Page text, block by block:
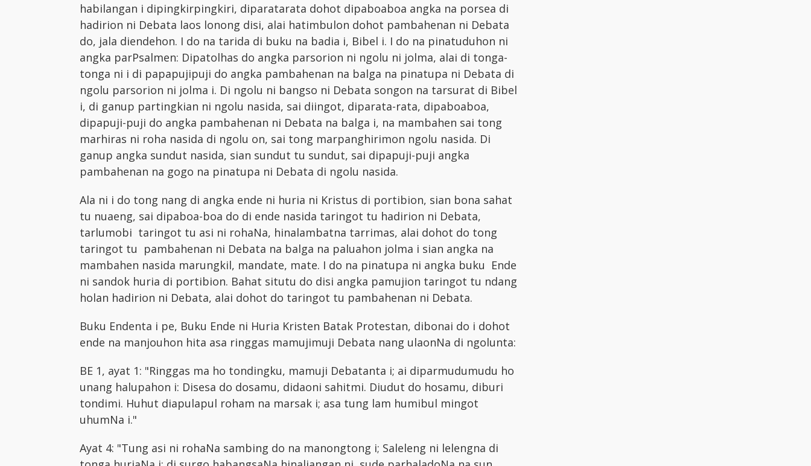
habilangan i dipingkirpingkiri, diparatarata dohot dipaboaboa angka na porsea di
hadirion ni Debata laos lonong disi, alai hatimbulon dohot pambahenan ni Debata
do, jala diendehon. I do na tarida di buku na badia i, Bibel i. I do na pinatuduhon ni
angka parPsalmen: Dipatolhas do angka parsorion ni ngolu ni jolma, alai di tonga-
tonga ni i di papapujipuji do angka pambahenan na balga na pinatupa ni Debata di
ngolu parsorion ni jolma i. Di ngolu ni bangso ni Debata songon na tarsurat di Bibel
i, di ganup partingkian ni ngolu nasida, sai diingot, diparata-rata, dipaboaboa,
dipapuji-puji do angka pambahenan ni Debata na balga i, na mambahen sai tong
marhiras ni roha nasida di ngolu on, sai tong marpanghirimon ngolu nasida. Di
ganup angka sundut nasida, sian sundut tu sundut, sai dipapuji-puji angka
pambahenan na gogo na pinatupa ni Debata di ngolu nasida.
Ala ni i do tong nang di angka ende ni huria ni Kristus di portibion, sian bona sahat
tu nuaeng, sai dipaboa-boa do di ende nasida taringot tu hadirion ni Debata,
tarlumobi taringot tu asi ni rohaNa, hinalambatna tarrimas, alai dohot do tong
taringot tu pambahenan ni Debata na balga na paluahon jolma i sian angka na
mambahen nasida marungkil, mandate, mate. I do na pinatupa ni angka buku Ende
ni sandok huria di portibion. Bahat situtu do disi angka pamujion taringot tu ndang
holan hadirion ni Debata, alai dohot do taringot tu pambahenan ni Debata.
Buku Endenta i pe, Buku Ende ni Huria Kristen Batak Protestan, dibonai do i dohot
ende na manjouhon hita asa ringgas mamujimuji Debata nang ulaonNa di ngolunta:
BE 1, ayat 1: "Ringgas ma ho tondingku, mamuji Debatanta i; ai diparmudumudu ho
unang halupahon i: Disesa do dosamu, didaoni sahitmi. Diudut do hosamu, diburi
tondimi. Huhut diapulapul roham na marsak i; asa tung lam humibul mingot
uhumNa i."
Ayat 4: "Tung asi ni rohaNa sambing do na manongtong i; Saleleng ni lelengna di